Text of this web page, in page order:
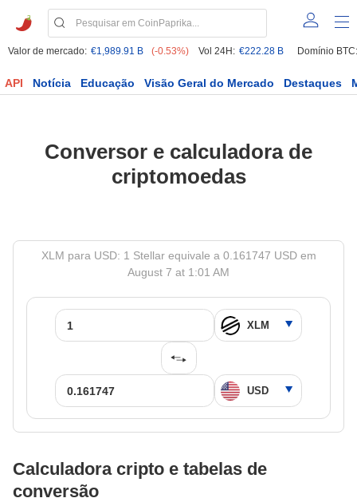
Valor de mercado: €1,989.91 B (-0.53%) Vol 24H: €222.28 B Domínio BTC:
API Notícia Educação Visão Geral do Mercado Destaques
Conversor e calculadora de
criptomoedas
XLM para USD: 1 Stellar equivale a 0.161747 USD em
August 7 at 1:01 AM
Calculadora cripto e tabelas de
conversão